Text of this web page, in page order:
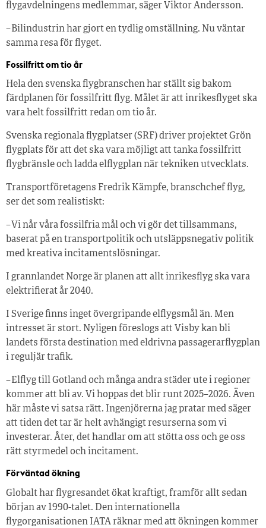
flygavdelningens medlemmar, säger Viktor Andersson.
– Bilindustrin har gjort en tydlig omställning. Nu väntar
samma resa för flyget.
Fossilfritt om tio år
Hela den svenska flygbranschen har ställt sig bakom
färdplanen för fossilfritt flyg. Målet är att inrikesflyget ska
vara helt fossilfritt redan om tio år.
Svenska regionala flygplatser (SRF) driver projektet Grön
flygplats för att det ska vara möjligt att tanka fossilfritt
flygbränsle och ladda elflygplan när tekniken utvecklats.
Transportföretagens Fredrik Kämpfe, branschchef flyg,
ser det som realistiskt:
– Vi når våra fossilfria mål och vi gör det tillsammans,
baserat på en transportpolitik och utsläppsnegativ politik
med kreativa incitamentslösningar.
I grannlandet Norge är planen att allt inrikesflyg ska vara
elektrifierat år 2040.
I Sverige finns inget övergripande elflygsmål än. Men
intresset är stort. Nyligen föreslogs att Visby kan bli
landets första destination med eldrivna passagerarflygplan
i reguljär trafik.
– Elflyg till Gotland och många andra städer ute i regioner
kommer att bli av. Vi hoppas det blir runt 2025–2026. Även
här måste vi satsa rätt. Ingenjörerna jag pratar med säger
att tiden det tar är helt avhängigt resurserna som vi
investerar. Åter, det handlar om att stötta oss och ge oss
rätt styrmedel och incitament.
Förväntad ökning
Globalt har flygresandet ökat kraftigt, framför allt sedan
början av 1990-talet. Den internationella
flygorganisationen IATA räknar med att ökningen kommer